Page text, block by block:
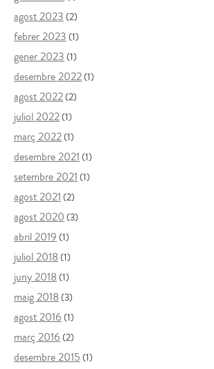
agost 2023 (2)
febrer 2023 (1)
gener 2023 (1)
desembre 2022(1)
agost 2022(2)
juliol 2022(1)
març 2022(1)
desembre 2021 (1)
setembre 2021 (1)
agost 2021 (2)
agost 2020 (3)
abril 2019 (1)
juliol 2018 (1)
juny 2018 (1)
maig 2018 (3)
agost 2016 (1)
març 2016 (2)
desembre 2015 (1)